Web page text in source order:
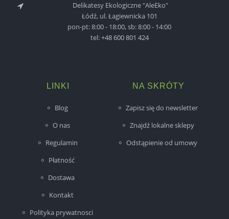
Delikatesy Ekologiczne "AleEko"
Łódź, ul. Łagiewnicka 101
pon-pt: 8:00 - 18:00, sb: 8:00 - 14:00
tel:+48 600 801 424
LINKI
Blog
O nas
Regulamin
Płatność
Dostawa
Kontakt
Polityka prywatnosci
NA SKRÓTY
Zapisz się do newsletter
Znajdź lokalne sklepy
Odstąpienie od umowy